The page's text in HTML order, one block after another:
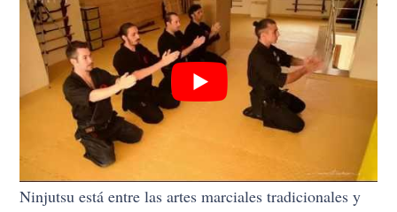
Ninjutsu está entre las artes marciales tradicionales y